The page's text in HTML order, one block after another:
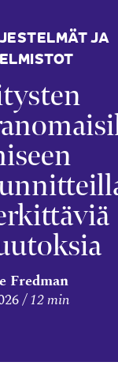
JA
Fredman
12 min